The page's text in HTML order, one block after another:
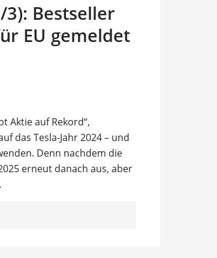
Bestseller
EU gemeldet
Aktie auf Rekord“,
das Tesla-Jahr 2024 – und
Denn nachdem die
erneut danach aus, aber